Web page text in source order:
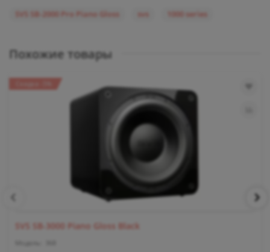
SVS SB-2000 Pro Piano Gloss svs 1000 series
Похожие товары
SVS SB-3000 Piano Gloss Black